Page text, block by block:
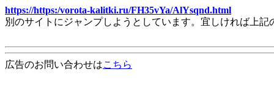
https://https:/vorota-kalitki.ru/FH35vYa/AlYsqnd.html
別のサイトにジャンプしようとしています。宜しければ上
広告のお問い合わせはこちら